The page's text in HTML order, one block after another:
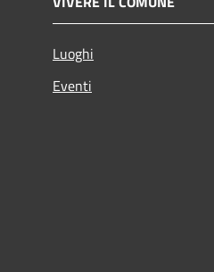
Luoghi
Eventi